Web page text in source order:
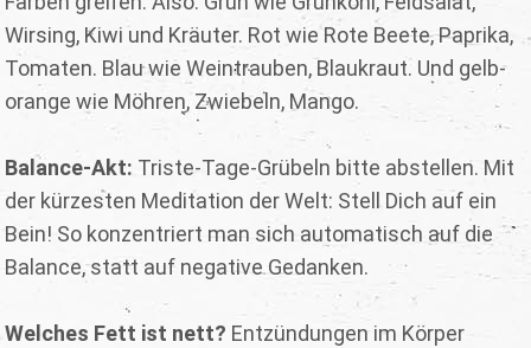
Wirsing, Kiwi und Kräuter. Rot wie Rote Beete, Paprika,
Tomaten. Blau wie Weintrauben, Blaukraut. Und gelb-
orange wie Möhren, Zwiebeln, Mango.
Balance-Akt: Triste-Tage-Grübeln bitte abstellen. Mit
der kürzesten Meditation der Welt: Stell Dich auf ein
Bein! So konzentriert man sich automatisch auf die
Balance, statt auf negative Gedanken.
Welches Fett ist nett? Entzündungen im Körper